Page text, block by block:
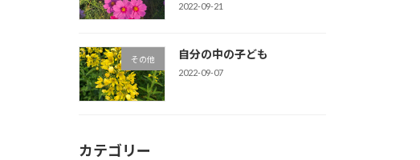
2022-09-21
その他 自分の中の子ども
2022-09-07
カテゴリー